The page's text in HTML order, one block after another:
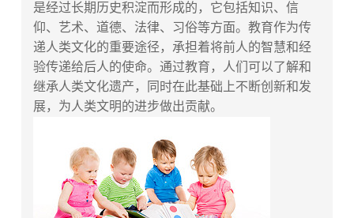
是经过长期历史积淀而形成的，它包括知识、信
仰、艺术、道德、法律、习俗等方面。教育作为传
递人类文化的重要途径，承担着将前人的智慧和经
验传递给后人的使命。通过教育，人们可以了解和
继承人类文化遗产，同时在此基础上不断创新和发
展，为人类文明的进步做出贡献。